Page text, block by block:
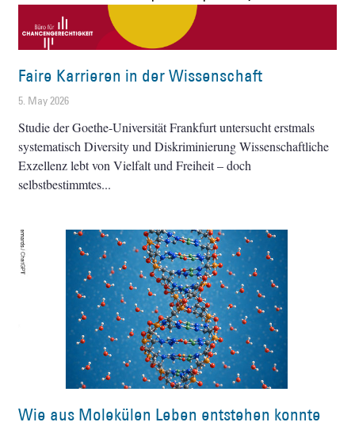
Faire Karrieren in der Wissenschaft
5. May 2026
Studie der Goethe-Universität Frankfurt untersucht erstmals
systematisch Diversity und Diskriminierung Wissenschaftliche
Exzellenz lebt von Vielfalt und Freiheit – doch
selbstbestimmtes
Wie aus Molekülen Leben entstehen konnte